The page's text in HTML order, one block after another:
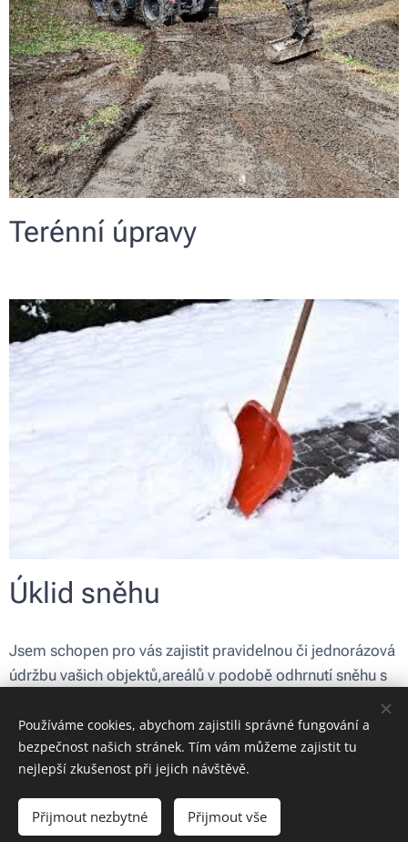
Terénní úpravy
Úklid sněhu
Jsem schopen pro vás zajistit pravidelnou či jednorázová
údržbu vašich objektů,areálů v podobě odhrnutí sněhu s
Obrázky poskytlPexels
Vytvořeno službou Webnode
Používáme cookies, abychom zajistili správné fungování a
bezpečnost našich stránek. Tím vám můžeme zajistit tu
nejlepší zkušenost při jejich návštěvě.
Přijmout nezbytné Přijmout vše